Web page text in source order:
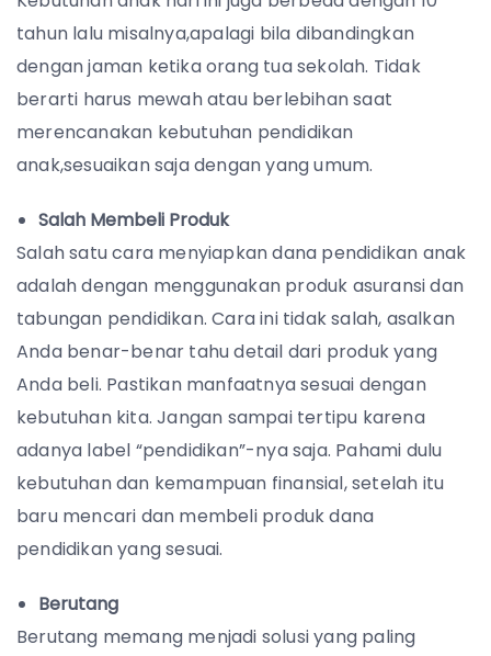
tahun lalu misalnya,apalagi bila dibandingkan
dengan jaman ketika orang tua sekolah. Tidak
berarti harus mewah atau berlebihan saat
merencanakan kebutuhan pendidikan
anak,sesuaikan saja dengan yang umum.
Salah Membeli Produk
Salah satu cara menyiapkan dana pendidikan anak
adalah dengan menggunakan produk asuransi dan
tabungan pendidikan. Cara ini tidak salah, asalkan
Anda benar-benar tahu detail dari produk yang
Anda beli. Pastikan manfaatnya sesuai dengan
kebutuhan kita. Jangan sampai tertipu karena
adanya label “pendidikan”-nya saja. Pahami dulu
kebutuhan dan kemampuan finansial, setelah itu
baru mencari dan membeli produk dana
pendidikan yang sesuai.
Berutang
Berutang memang menjadi solusi yang paling